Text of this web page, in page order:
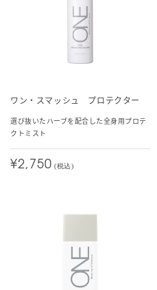
ワン・スマッシュ プロテクター
選び抜いたハーブを配合した全身用プロテ
クトミスト
¥2,750 (税込)